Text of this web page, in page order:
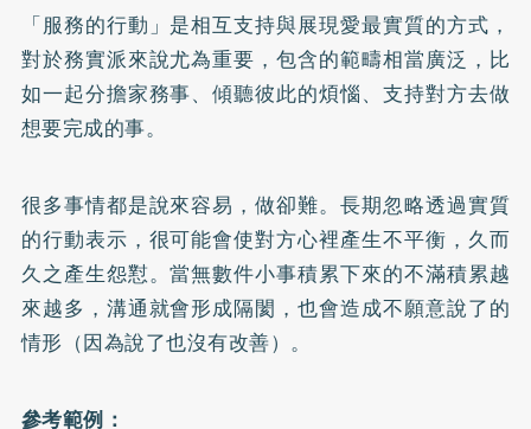
「服務的行動」是相互支持與展現愛最實質的方式，
對於務實派來說尤為重要，包含的範疇相當廣泛，比
如一起分擔家務事、傾聽彼此的煩惱、支持對方去做
想要完成的事。
很多事情都是說來容易，做卻難。長期忽略透過實質
的行動表示，很可能會使對方心裡產生不平衡，久而
久之產生怨懟。當無數件小事積累下來的不滿積累越
來越多，溝通就會形成隔閡，也會造成不願意說了的
情形（因為說了也沒有改善）。
參考範例：